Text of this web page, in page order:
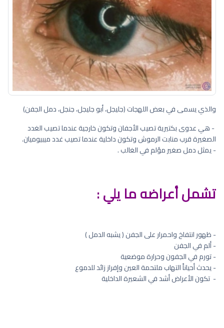
والذي يسمى في بعض اللهجات (جليجل، أبو جليجل، جنجل، دمل الجفن)
- هي عدوى بكتيرية تصيب الأجفان وتكون خارجية عندما تصيب الغدد
الصغيرة قرب منابت الرموش وتكون داخلية عندما تصيب غدد ميبيوميان.
- يمثل دمل صغير مؤلم في الغالب .
تشمل أعراضه ما يلي :
- ظهور انتفاخ واحمرار على الجفن ( يشبه الدمل )
- ألم في الجفن
- تورم في الجفون وحرارة موضعية
- يحدث أحياناً التهاب ملتحمة العين وإفراز زائد للدموع
- ⁠ تكون الأعراض أشد في الشعيرة الداخلية